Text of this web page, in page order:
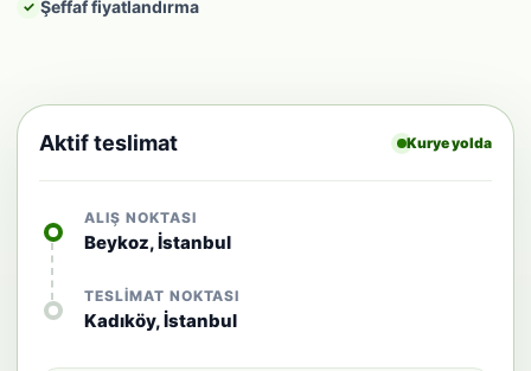
✓ Şeffaf fiyatlandırma
Aktif teslimat Kurye yolda
ALIŞ NOKTASI
Beykoz, İstanbul
TESLIMAT NOKTASI
Kadıköy, İstanbul